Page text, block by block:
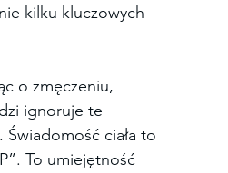
kilku kluczowych
o zmęczeniu,
ignoruje te
ciała to
To umiejętność